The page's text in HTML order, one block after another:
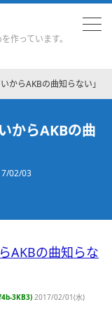
作っています。
からAKBの曲知らない」
からAKBの曲
02/03
AKBの曲知らな
3KB3) 2017/02/01(水)